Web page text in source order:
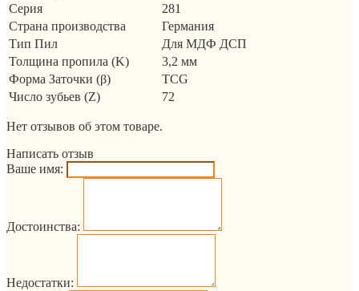
Серия
281
Страна производства
Германия
Тип Пил
Для МДФ ДСП
Толщина пропила (K)
3,2 мм
Форма Заточки (β)
TCG
Число зубьев (Z)
72
Нет отзывов об этом товаре.
Написать отзыв
Ваше имя:
Достоинства:
Недостатки: